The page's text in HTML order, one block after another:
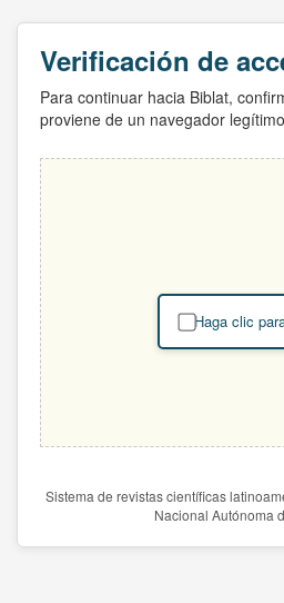
Verificación de
Para continuar hacia Biblat,
proviene de un navegador
Haga clic
Sistema de revistas científicas
Nacional Autónoma